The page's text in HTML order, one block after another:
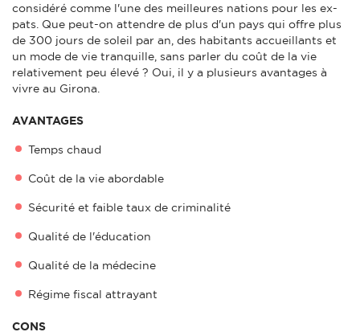
considéré comme l'une des meilleures nations pour les ex-
pats. Que peut-on attendre de plus d'un pays qui offre plus
de 300 jours de soleil par an, des habitants accueillants et
un mode de vie tranquille, sans parler du coût de la vie
relativement peu élevé ? Oui, il y a plusieurs avantages à
vivre au Girona.
AVANTAGES
Temps chaud
Coût de la vie abordable
Sécurité et faible taux de criminalité
Qualité de l'éducation
Qualité de la médecine
Régime fiscal attrayant
CONS